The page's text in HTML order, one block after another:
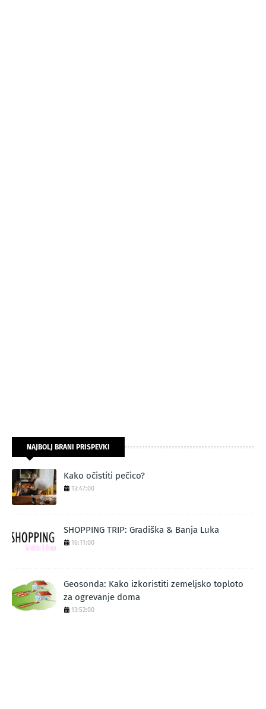
NAJBOLJ BRANI PRISPEVKI
Kako očistiti pečico?
13:47:00
SHOPPING TRIP: Gradiška & Banja Luka
16:11:00
Geosonda: Kako izkoristiti zemeljsko toploto
za ogrevanje doma
13:52:00